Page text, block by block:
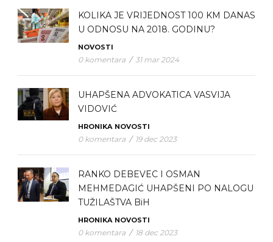
KOLIKA JE VRIJEDNOST 100 KM DANAS
U ODNOSU NA 2018. GODINU?
NOVOSTI
0 komentara / 31 mar 2024
UHAPŠENA ADVOKATICA VASVIJA
VIDOVIĆ
HRONIKA NOVOSTI
0 komentara / 19 dec 2023
RANKO DEBEVEC I OSMAN
MEHMEDAGIĆ UHAPŠENI PO NALOGU
TUŽILAŠTVA BiH
HRONIKA NOVOSTI
0 komentara / 18 dec 2023